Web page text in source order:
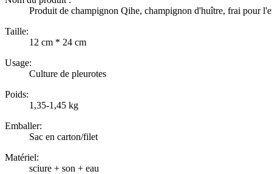
Produit de champignon Qihe, champignon d'huître, frai pour
Taille:
12 cm * 24 cm
Usage:
Culture de pleurotes
Poids:
1,35-1,45 kg
Emballer:
Sac en carton/filet
Matériel:
sciure + son + eau